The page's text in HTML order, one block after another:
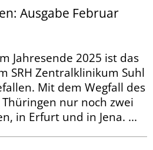
Ausgabe Februar
Jahresende 2025 ist das
SRH Zen­tralklinikum Suhl
Mit dem Wegfall des
nur noch zwei
in Erfurt und in Jena. ...